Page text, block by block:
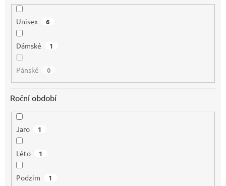
Unisex 6
Dámské 1
Pánské 0
Roční období
Jaro 1
Léto 1
Podzim 1